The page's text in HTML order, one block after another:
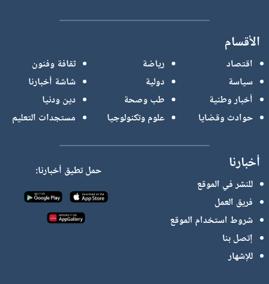
الأقسام
ثقافة وفنون
شاشة أخبارنا
دين ودنيا
مستجدات التعليم
رياضة
دولية
طب وصحة
علوم وتكنولوجيا
اقتصاد
سياسة
أخبار وطنية
حوادث وقضايا
حمل تطيق أخبارنا: أخبارنا
للنشر في الموقع
فريق العمل
شروط استخدام الموقع
إتصل بنا
للإشهار